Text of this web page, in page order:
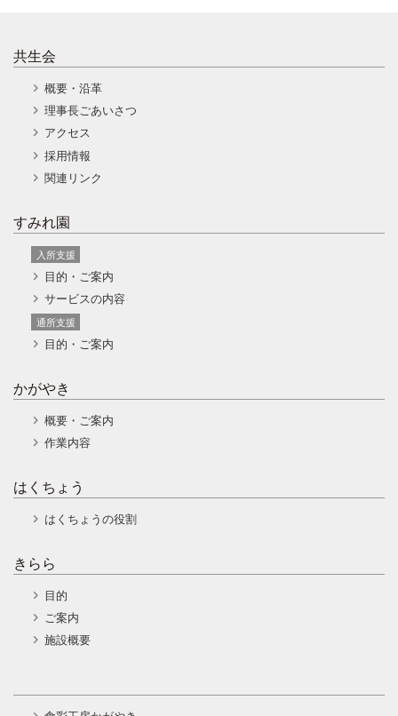
共生会
概要・沿革
理事長ごあいさつ
アクセス
採用情報
関連リンク
すみれ園
入所支援
目的・ご案内
サービスの内容
通所支援
目的・ご案内
かがやき
概要・ご案内
作業内容
はくちょう
はくちょうの役割
きらら
目的
ご案内
施設概要